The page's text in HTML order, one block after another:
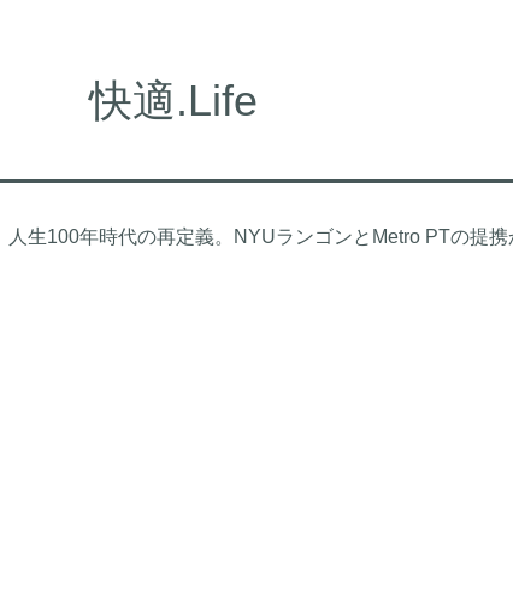
快適.Life
人生100年時代の再定義。NYUランゴンとMetro PTの提